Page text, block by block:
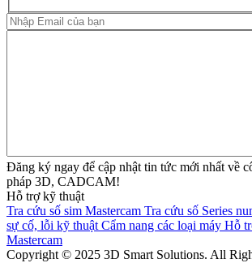
Đăng ký ngay để cập nhật tin tức mới nhất về
pháp 3D, CADCAM!
Hỗ trợ kỹ thuật
Tra cứu số sim Mastercam Tra cứu số Series
sự cố, lỗi kỹ thuật Cẩm nang các loại máy Hỗ
Mastercam
Copyright © 2025 3D Smart Solutions. All